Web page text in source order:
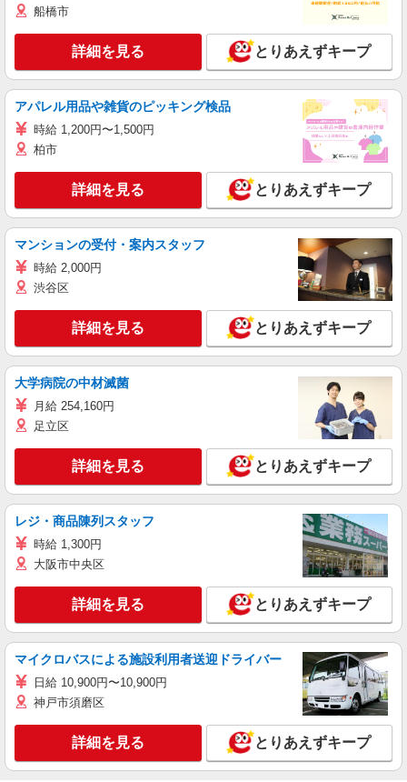
船橋市
詳細を見る とりあえずキープ
アパレル用品や雑貨のピッキング検品
時給 1,200円〜1,500円
柏市
詳細を見る とりあえずキープ
マンションの受付・案内スタッフ
時給 2,000円
渋谷区
詳細を見る とりあえずキープ
大学病院の中材滅菌
月給 254,160円
足立区
詳細を見る とりあえずキープ
レジ・商品陳列スタッフ
時給 1,300円
大阪市中央区
詳細を見る とりあえずキープ
マイクロバスによる施設利用者送迎ドライバー
日給 10,900円〜10,900円
神戸市須磨区
詳細を見る とりあえずキープ